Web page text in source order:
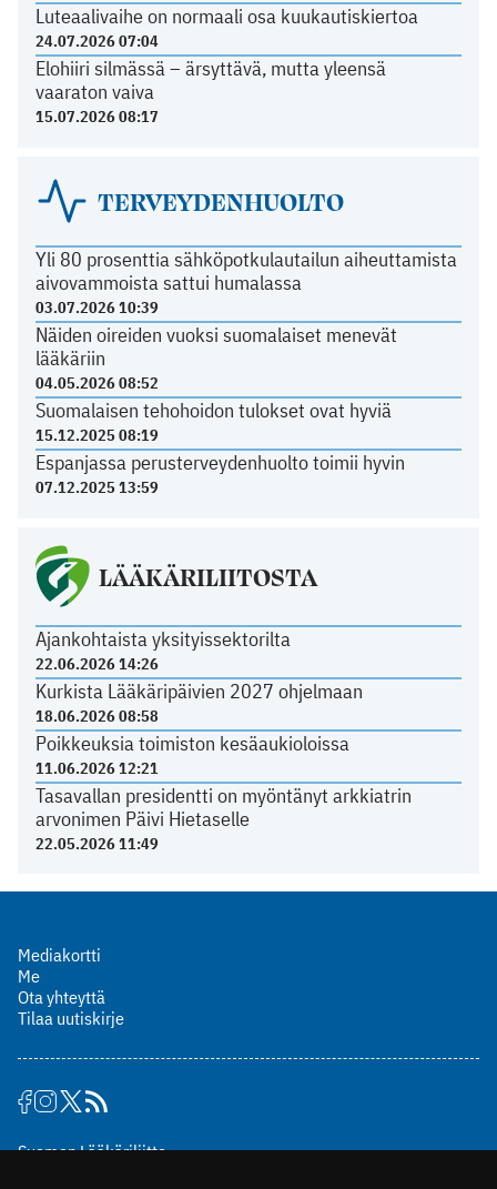
Luteaalivaihe on normaali osa kuukautiskiertoa
24.07.2026 07:04
Elohiiri silmässä – ärsyttävä, mutta yleensä
vaaraton vaiva
15.07.2026 08:17
TERVEYDENHUOLTO
Yli 80 prosenttia sähköpotkulautailun aiheuttamista
aivovammoista sattui humalassa
03.07.2026 10:39
Näiden oireiden vuoksi suomalaiset menevät
lääkäriin
04.05.2026 08:52
Suomalaisen tehohoidon tulokset ovat hyviä
15.12.2025 08:19
Espanjassa perusterveydenhuolto toimii hyvin
07.12.2025 13:59
LÄÄKÄRILIITOSTA
Ajankohtaista yksityissektorilta
22.06.2026 14:26
Kurkista Lääkäripäivien 2027 ohjelmaan
18.06.2026 08:58
Poikkeuksia toimiston kesäaukioloissa
11.06.2026 12:21
Tasavallan presidentti on myöntänyt arkkiatrin
arvonimen Päivi Hietaselle
22.05.2026 11:49
Mediakortti
Me
Ota yhteyttä
Tilaa uutiskirje
Suomen Lääkäriliitto